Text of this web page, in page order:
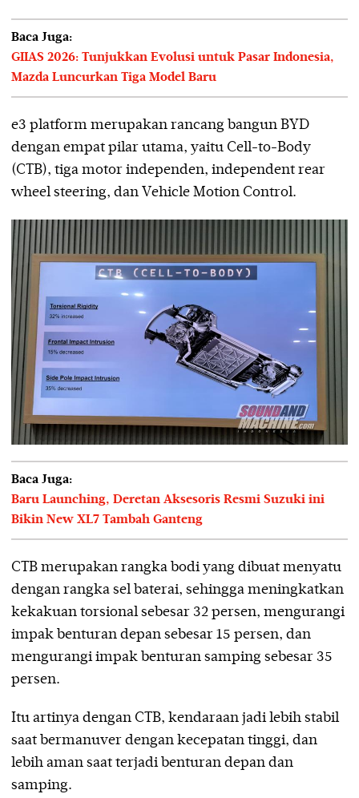
Baca Juga:
GIIAS 2026: Tunjukkan Evolusi untuk Pasar Indonesia,
Mazda Luncurkan Tiga Model Baru
e3 platform merupakan rancang bangun BYD
dengan empat pilar utama, yaitu Cell-to-Body
(CTB), tiga motor independen, independent rear
wheel steering, dan Vehicle Motion Control.
Baca Juga:
Baru Launching, Deretan Aksesoris Resmi Suzuki ini
Bikin New XL7 Tambah Ganteng
CTB merupakan rangka bodi yang dibuat menyatu
dengan rangka sel baterai, sehingga meningkatkan
kekakuan torsional sebesar 32 persen, mengurangi
impak benturan depan sebesar 15 persen, dan
mengurangi impak benturan samping sebesar 35
persen.
Itu artinya dengan CTB, kendaraan jadi lebih stabil
saat bermanuver dengan kecepatan tinggi, dan
lebih aman saat terjadi benturan depan dan
samping.